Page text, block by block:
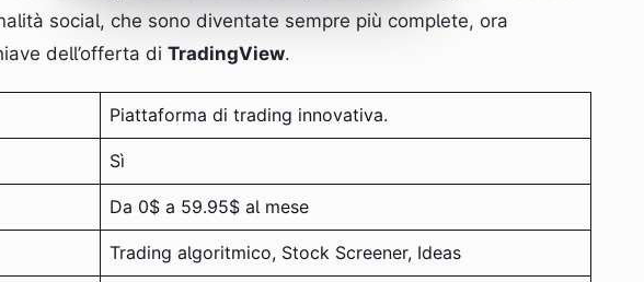
social, che sono diventate sempre più complete, ora
dell’offerta di TradingView.
Piattaforma di trading innovativa.
Sì
Da 0$ a 59.95$ al mese
Trading algoritmico, Stock Screener, Ideas